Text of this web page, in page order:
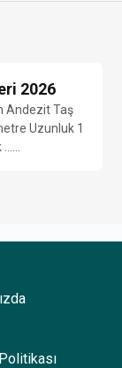
2026
Andezit Taş
Uzunluk 1